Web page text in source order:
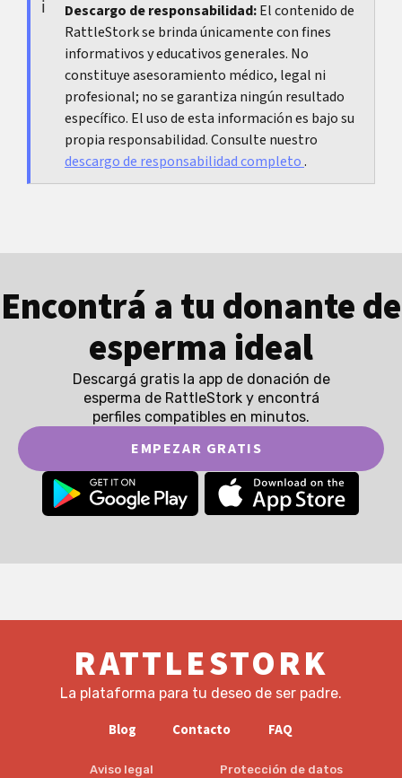
atención mutua.
Descargo de responsabilidad:El contenido de
RattleStork se brinda únicamente con fines
informativos y educativos generales. No
constituye asesoramiento médico, legal ni
profesional; no se garantiza ningún resultado
específico. El uso de esta información es bajo su
propia responsabilidad. Consulte nuestro
descargo de responsabilidad completo.
Encontrá a tu donante de
esperma ideal
Descargá gratis la app de donación de
esperma de RattleStork y encontrá
perfiles compatibles en minutos.
EMPEZAR GRATIS
RATTLESTORK
La plataforma para tu deseo de ser padre.
Blog Contacto FAQ
Aviso legal Protección de datos